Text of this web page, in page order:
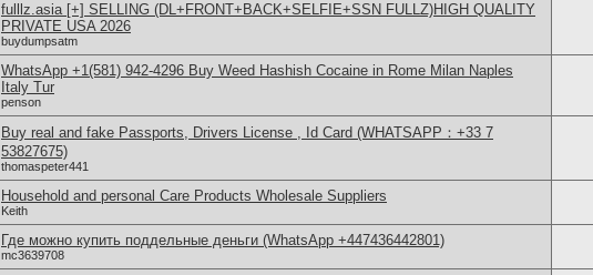
fulllz.asia [+] SELLING (DL+FRONT+BACK+SELFIE+SSN FULLZ)HIGH QUALITY
PRIVATE USA 2026
buydumpsatm
WhatsApp +1(581) 942-4296 Buy Weed Hashish Cocaine in Rome Milan Naples
Italy Tur
penson
Buy real and fake Passports, Drivers License , Id Card (WHATSAPP：+33 7
53827675)
thomaspeter441
Household and personal Care Products Wholesale Suppliers
Keith
Где можно купить поддельные деньги (WhatsApp +447436442801)
mc3639708